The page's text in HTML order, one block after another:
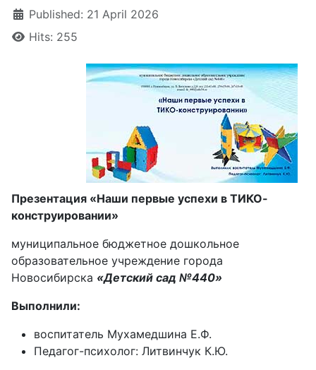
Published: 21 April 2026
Hits: 255
Презентация «Наши первые успехи в ТИКО-
конструировании»
муниципальное бюджетное дошкольное
образовательное учреждение города
Новосибирска «Детский сад №440»
Выполнили:
воспитатель Мухамедшина Е.Ф.
Педагог-психолог: Литвинчук К.Ю.